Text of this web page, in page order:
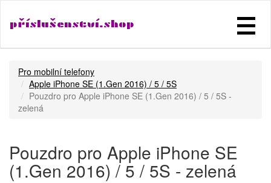
příslušenství.shop
Pro mobilní telefony
Apple iPhone SE (1.Gen 2016) / 5 / 5S
Pouzdro pro Apple iPhone SE (1.Gen 2016) / 5 / 5S -
zelená
Pouzdro pro Apple iPhone SE
(1.Gen 2016) / 5 / 5S - zelená